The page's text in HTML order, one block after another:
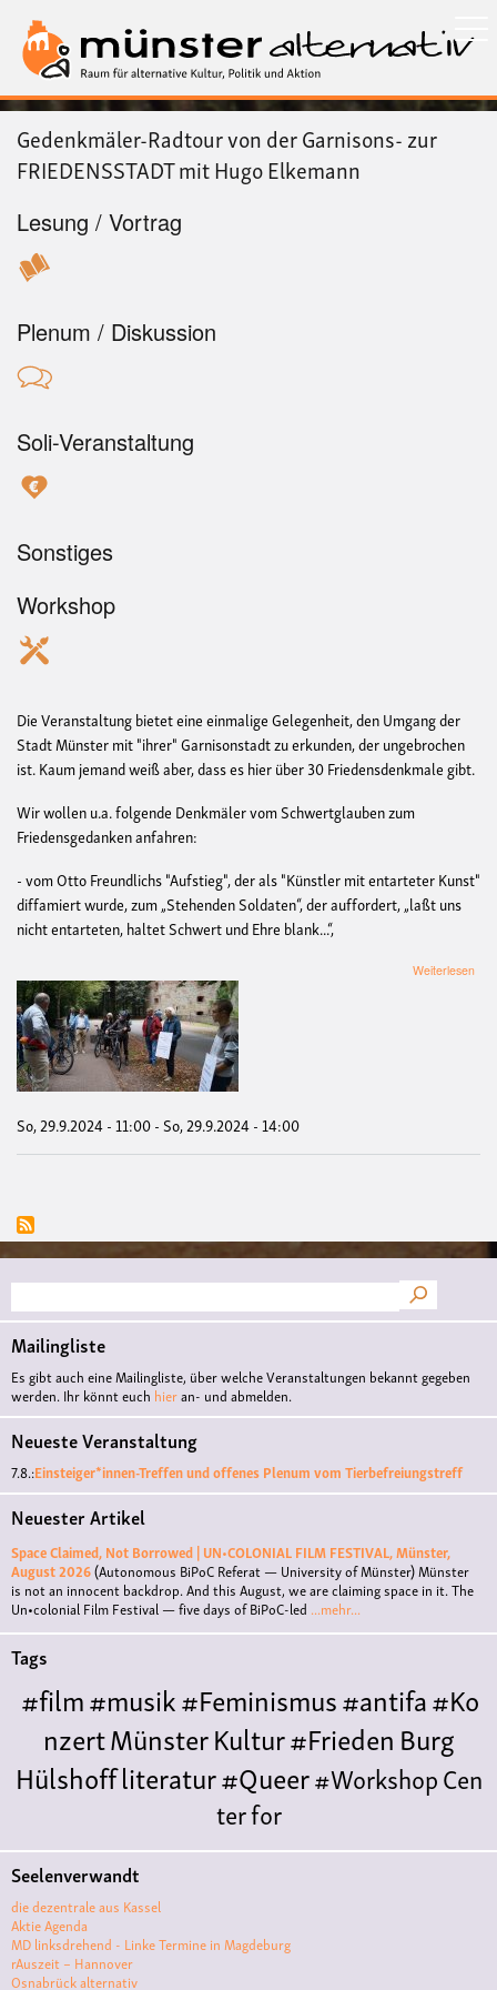
zum
Inhalt
Gedenkmäler-Radtour von der Garnisons- zur
FRIEDENSSTADT mit Hugo Elkemann
Lesung / Vortrag
Plenum / Diskussion
Soli-Veranstaltung
Sonstiges
Workshop
Die Veranstaltung bietet eine einmalige Gelegenheit, den Umgang der
Stadt Münster mit "ihrer" Garnisonstadt zu erkunden, der ungebrochen
ist. Kaum jemand weiß aber, dass es hier über 30 Friedensdenkmale gibt.
Wir wollen u.a. folgende Denkmäler vom Schwertglauben zum
Friedensgedanken anfahren:
- vom Otto Freundlichs "Aufstieg", der als "Künstler mit entarteter Kunst"
diffamiert wurde, zum „Stehenden Soldaten“, der auffordert, „laßt uns
nicht entarteten, haltet Schwert und Ehre blank...“,
Weiterlesen
So, 29.9.2024 - 11:00-So, 29.9.2024 - 14:00
Suche
Mailingliste
Es gibt auch eine Mailingliste, über welche Veranstaltungen bekannt gegeben
werden. Ihr könnt euch hieran- und abmelden.
Neueste Veranstaltung
7.8.:Einsteiger*innen-Treffen und offenes Plenum vom Tierbefreiungstreff
Neuester Artikel
Space Claimed, Not Borrowed | UN•COLONIAL FILM FESTIVAL, Münster,
August 2026(Autonomous BiPoC Referat — University of Münster)Münster
is not an innocent backdrop. And this August, we are claiming space in it. The
Un•colonial Film Festival — five days of BiPoC-led ...mehr...
Tags
#film#musik#Feminismus#antifa#Ko
nzertMünsterKultur#FriedenBurg
Hülshoffliteratur#Queer#WorkshopCen
ter for
LiteraturePolyamoriePolytreff#liveKonzert
Polyamorietreff
MonogamieCNM
ismuskunstantisemitismus
Seelenverwandt
die dezentrale aus Kassel
Aktie Agenda
MD linksdrehend - Linke Termine in Magdeburg
rAuszeit – Hannover
Osnabrück alternativ